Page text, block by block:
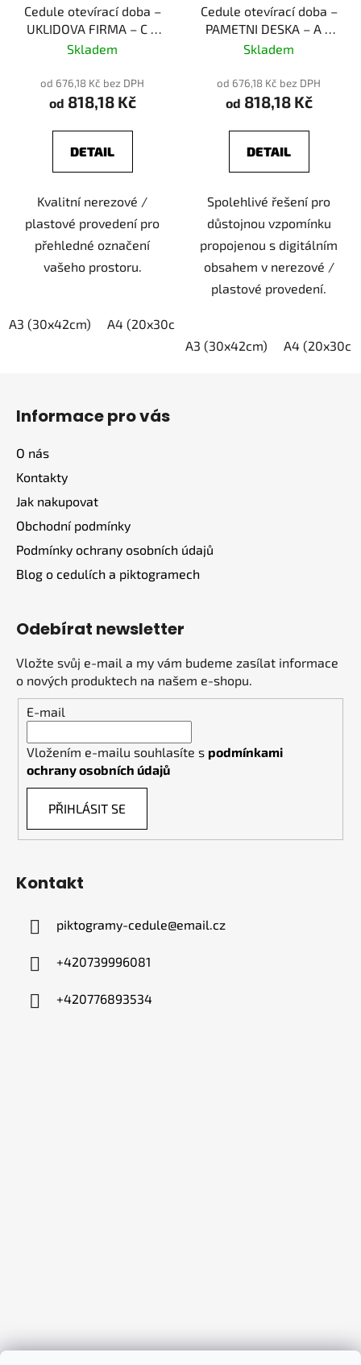
Cedule otevírací doba –
UKLIDOVA FIRMA – C –
plast (piktogram)
Skladem
od 676,18 Kč bez DPH
od 818,18 Kč
DETAIL
Kvalitní nerezové /
plastové provedení pro
přehledné označení
vašeho prostoru.
A3 (30x42cm) A4 (20x30cm)
Cedule otevírací doba –
PAMETNI DESKA – A –
plast (piktogram)
Skladem
od 676,18 Kč bez DPH
od 818,18 Kč
DETAIL
Spolehlivé řešení pro
důstojnou vzpomínku
propojenou s digitálním
obsahem v nerezové /
plastové provedení.
A3 (30x42cm) A4
Informace pro vás
O nás
Kontakty
Jak nakupovat
Obchodní podmínky
Podmínky ochrany osobních údajů
Blog o cedulích a piktogramech
Odebírat newsletter
Vložte svůj e-mail a my vám budeme zasílat informace
o nových produktech na našem e-shopu.
E-mail
Vložením e-mailu souhlasíte s podmínkami
ochrany osobních údajů
PŘIHLÁSIT SE
Kontakt
piktogramy-cedule@email.cz
+420739996081
+420776893534